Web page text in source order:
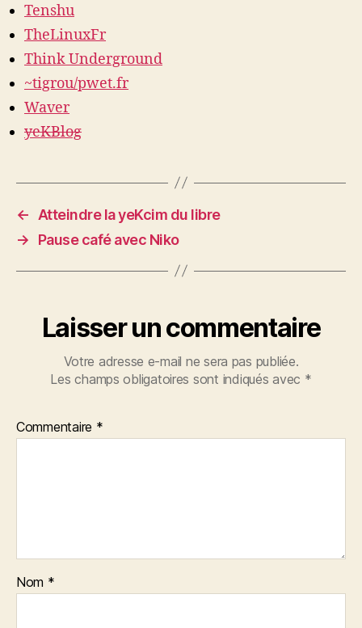
Tenshu
TheLinuxFr
Think Underground
~tigrou/pwet.fr
Waver
yeKBlog
←
Atteindre la yeKcim du libre
→
Pause café avec Niko
Laisser un commentaire
Votre adresse e-mail ne sera pas publiée.
Les champs obligatoires sont indiqués avec *
Commentaire *
Nom *